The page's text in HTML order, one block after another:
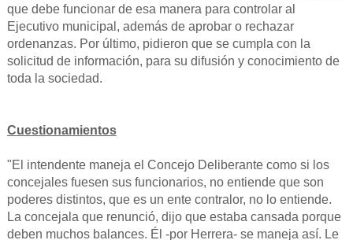
que debe funcionar de esa manera para controlar al
Ejecutivo municipal, además de aprobar o rechazar
ordenanzas. Por último, pidieron que se cumpla con la
solicitud de información, para su difusión y conocimiento de
toda la sociedad.
Cuestionamientos
"El intendente maneja el Concejo Deliberante como si los
concejales fuesen sus funcionarios, no entiende que son
poderes distintos, que es un ente contralor, no lo entiende.
La concejala que renunció, dijo que estaba cansada porque
deben muchos balances. Él -por Herrera- se maneja así. Le